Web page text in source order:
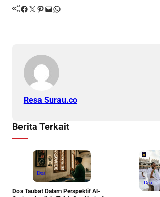
Facebook Twitter Pinterest Mail WhatsApp
Resa Surau.co
Berita Terkait
Doa
Doa Taubat Dalam Perspektif Al-
Doa